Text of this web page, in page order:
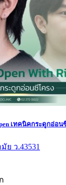
เทคนิคกระดูกอ่อน
ว.43531